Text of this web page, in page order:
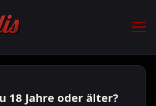
Aktuell Anwesend
18 Jahre oder älter?